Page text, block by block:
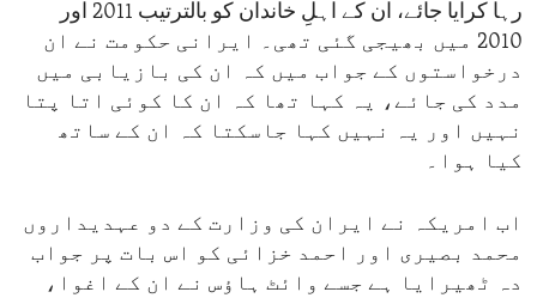
رہا کرایا جائے، ان کے اہلِ خاندان کو بالترتیب 2011 اور
2010 میں بھیجی گئی تھی۔ ایرانی حکومت نے ان
درخواستوں کے جواب میں کہ ان کی بازیابی میں
مدد کی جائے، یہ کہا تھا کہ ان کا کوئی اتا پتا
نہیں اور یہ نہیں کہا جاسکتا کہ ان کے ساتھ
کیا ہوا۔
اب امریکہ نے ایران کی وزارت کے دو عہدیداروں
محمد بصیری اور احمد خزائی کو اس بات پر جواب
دہ ٹھیرایا ہے جسے وائٹ ہاؤس نے ان کے اغوا،